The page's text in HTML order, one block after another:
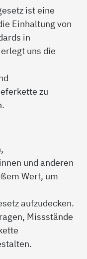
ist eine
Einhaltung von
in
uns die
zu
und anderen
Wert, um
aufzudecken.
Missstände